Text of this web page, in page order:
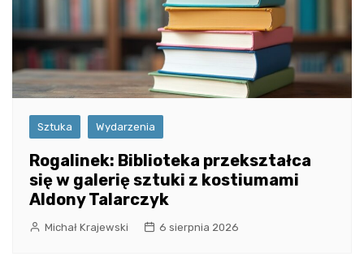
Sztuka Wydarzenia
Rogalinek: Biblioteka przekształca
się w galerię sztuki z kostiumami
Aldony Talarczyk
Michał Krajewski 6 sierpnia 2026